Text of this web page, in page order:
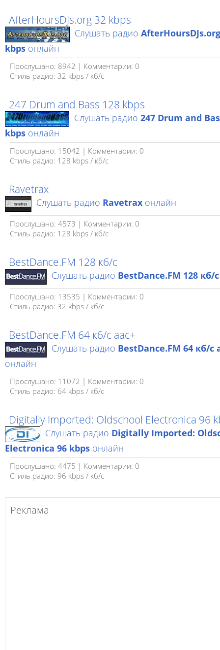
AfterHoursDJs.org 32 kbps
Слушать радио
kbps онлайн
Прослушано: 8942 | Комментарии: 0
Стиль радио: 32 kbps / кб/c
247 Drum and Bass 128 kbps
Слушать радио 247 Drum and
kbps онлайн
Прослушано: 15042 | Комментарии: 0
Стиль радио: 128 kbps / кб/c
Ravetrax
Слушать радио Ravetrax онлайн
Прослушано: 4573 | Комментарии: 0
Стиль радио: 128 kbps / кб/c
BestDance.FM 128 кб/с
Слушать радио BestDance.FM 128 кб/с
Прослушано: 13535 | Комментарии: 0
Стиль радио: 32 kbps / кб/c
BestDance.FM 64 кб/с aac+
Слушать радио BestDance.FM 64 кб/с
онлайн
Прослушано: 11072 | Комментарии: 0
Стиль радио: 64 kbps / кб/c
Digitally Imported: Oldschool Electronica 96
Слушать радио Digitally Imported:
Electronica 96 kbps онлайн
Прослушано: 4475 | Комментарии: 0
Стиль радио: 96 kbps / кб/c
Реклама